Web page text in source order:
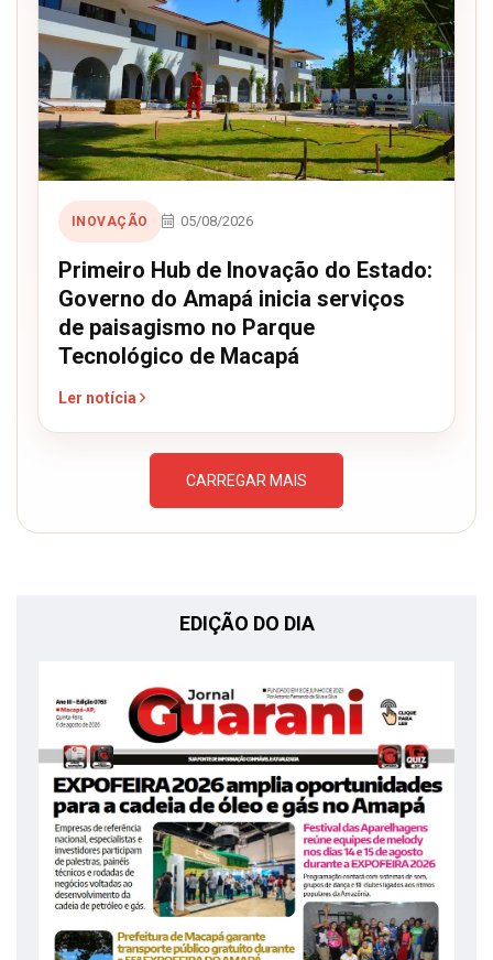
INOVAÇÃO 05/08/2026
Primeiro Hub de Inovação do Estado:
Governo do Amapá inicia serviços
de paisagismo no Parque
Tecnológico de Macapá
Ler notícia
CARREGAR MAIS
EDIÇÃO DO DIA